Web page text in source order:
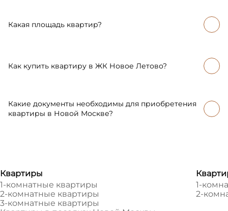
Какая площадь квартир?
Как купить квартиру в ЖК Новое Летово?
Какие документы необходимы для приобретения
квартиры в Новой Москве?
Квартиры
1-комнатные квартиры
2-комнатные квартиры
3-комнатные квартиры
1-
2-